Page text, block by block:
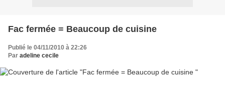
Fac fermée = Beaucoup de cuisine
Publié le 04/11/2010 à 22:26
Par adeline cecile